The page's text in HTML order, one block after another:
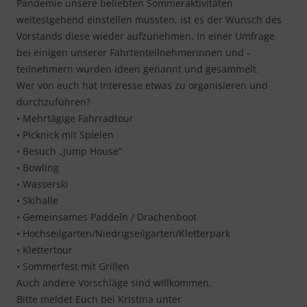
Pandemie unsere beliebten Sommeraktivitäten
weitestgehend einstellen mussten, ist es der Wunsch des
Vorstands diese wieder aufzunehmen. In einer Umfrage
bei einigen unserer Fahrtenteilnehmerinnen und -
teilnehmern wurden Ideen genannt und gesammelt.
Wer von euch hat Interesse etwas zu organisieren und
durchzuführen?
• Mehrtägige Fahrradtour
• Picknick mit Spielen
• Besuch „Jump House“
• Bowling
• Wasserski
• Skihalle
• Gemeinsames Paddeln / Drachenboot
• Hochseilgarten/Niedrigseilgarten/Kletterpark
• Klettertour
• Sommerfest mit Grillen
Auch andere Vorschläge sind willkommen.
Bitte meldet Euch bei Kristina unter